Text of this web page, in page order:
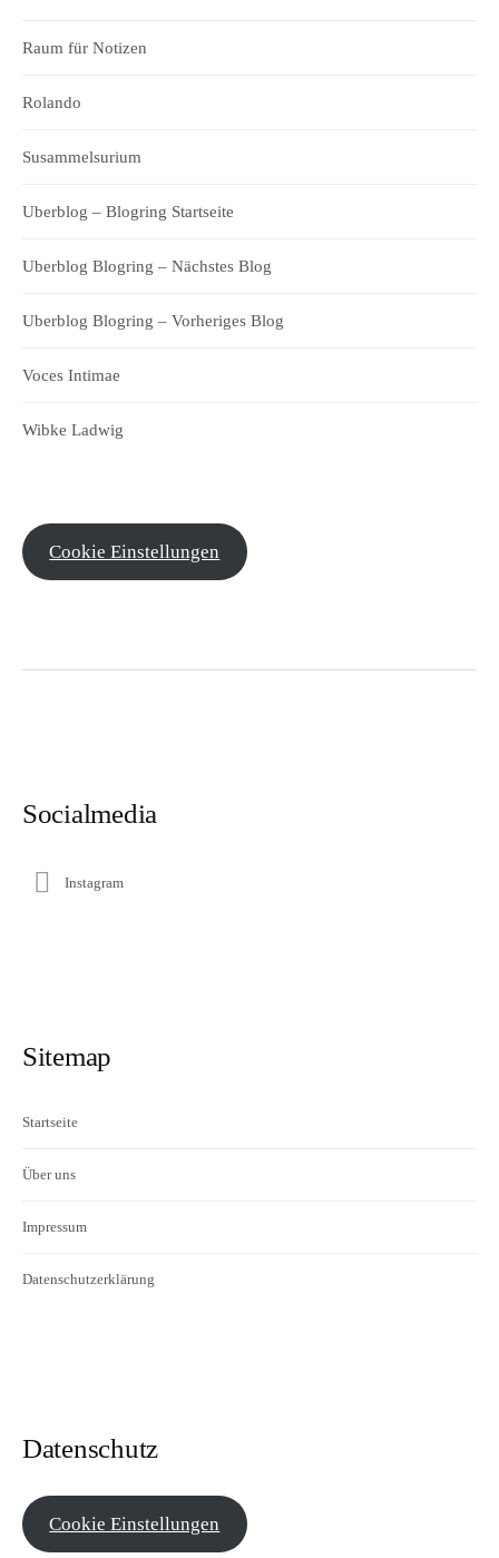
Raum für Notizen
Rolando
Susammelsurium
Uberblog – Blogring Startseite
Uberblog Blogring – Nächstes Blog
Uberblog Blogring – Vorheriges Blog
Voces Intimae
Wibke Ladwig
Cookie Einstellungen
Socialmedia
Instagram
Sitemap
Startseite
Über uns
Impressum
Datenschutzerklärung
Datenschutz
Cookie Einstellungen